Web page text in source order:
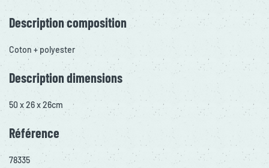
Description composition
Coton + polyester
Description dimensions
50 x 26 x 26cm
Référence
78335